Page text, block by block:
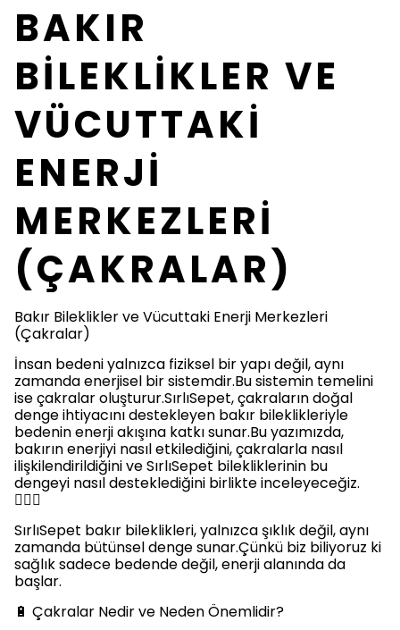
BAKIR
BİLEKLİKLER VE
VÜCUTTAKİ
ENERJİ
MERKEZLERİ
(ÇAKRALAR)
Bakır Bileklikler ve Vücuttaki Enerji Merkezleri
(Çakralar)
İnsan bedeni yalnızca fiziksel bir yapı değil, aynı
zamanda enerjisel bir sistemdir.Bu sistemin temelini
ise çakralar oluşturur.SırlıSepet, çakraların doğal
denge ihtiyacını destekleyen bakır bileklikleriyle
bedenin enerji akışına katkı sunar.Bu yazımızda,
bakırın enerjiyi nasıl etkilediğini, çakralarla nasıl
ilişkilendirildiğini ve SırlıSepet bilekliklerinin bu
dengeyi nasıl desteklediğini birlikte inceleyeceğiz.
🧘‍♀️✨
SırlıSepet bakır bileklikleri, yalnızca şıklık değil, aynı
zamanda bütünsel denge sunar.Çünkü biz biliyoruz ki
sağlık sadece bedende değil, enerji alanında da
başlar.
🔋 Çakralar Nedir ve Neden Önemlidir?